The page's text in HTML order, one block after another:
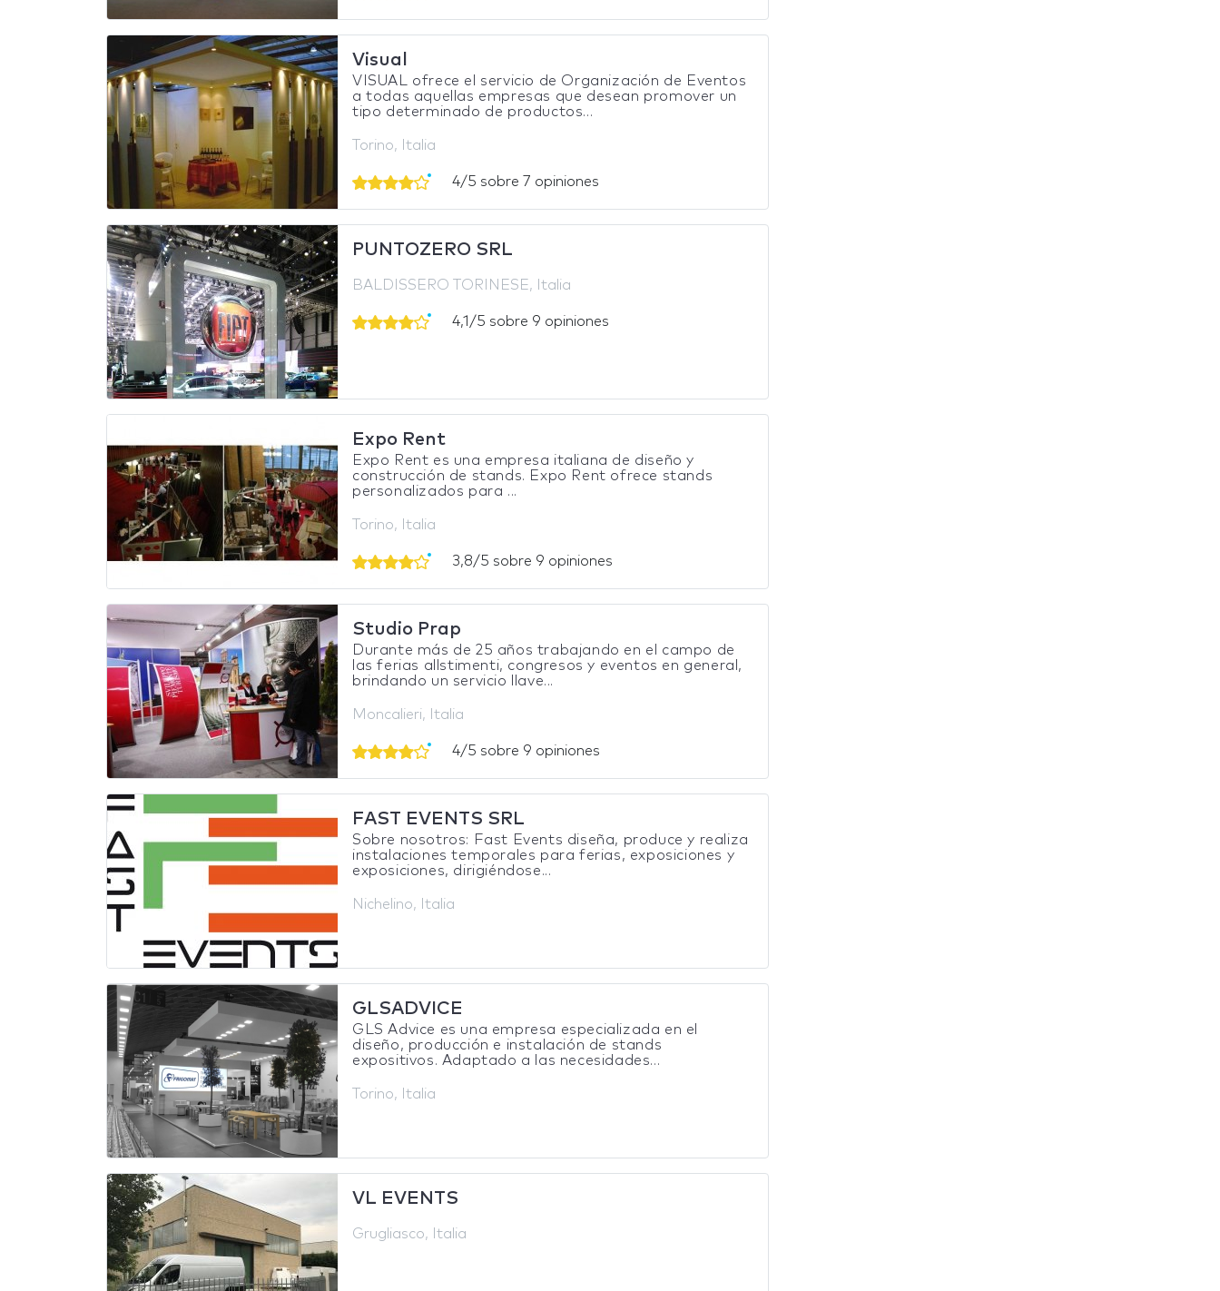
Visual
VISUAL ofrece el servicio de Organización de Eventos
a todas aquellas empresas que desean promover un
tipo determinado de productos...
Torino, Italia
4/5 sobre 7 opiniones
PUNTOZERO SRL
BALDISSERO TORINESE, Italia
4,1/5 sobre 9 opiniones
Expo Rent
Expo Rent es una empresa italiana de diseño y
construcción de stands. Expo Rent ofrece stands
personalizados para ...
Torino, Italia
3,8/5 sobre 9 opiniones
Studio Prap
Durante más de 25 años trabajando en el campo de
las ferias allstimenti, congresos y eventos en general,
brindando un servicio llave...
Moncalieri, Italia
4/5 sobre 9 opiniones
FAST EVENTS SRL
Sobre nosotros: Fast Events diseña, produce y realiza
instalaciones temporales para ferias, exposiciones y
exposiciones, dirigiéndose...
Nichelino, Italia
GLSADVICE
GLS Advice es una empresa especializada en el
diseño, producción e instalación de stands
expositivos. Adaptado a las necesidades...
Torino, Italia
VL EVENTS
Grugliasco, Italia